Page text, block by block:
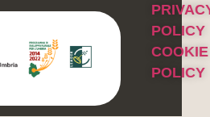
POLICY
COOKIE
POLICY